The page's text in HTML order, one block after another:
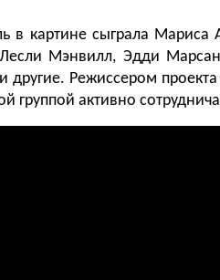
в картине сыграла
Мэнвилл, Эдди
другие. Режиссером
группой активно